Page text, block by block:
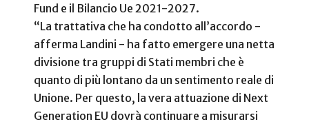
Fund e il Bilancio Ue 2021-2027.
“La trattativa che ha condotto all’accordo -
afferma Landini - ha fatto emergere una netta
divisione tra gruppi di Stati membri che è
quanto di più lontano da un sentimento reale di
Unione. Per questo, la vera attuazione di Next
Generation EU dovrà continuare a misurarsi